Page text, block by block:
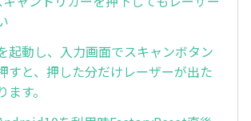
起動し、入力画面でスキャンボタン
すと、押した分だけレーザーが出た
す。